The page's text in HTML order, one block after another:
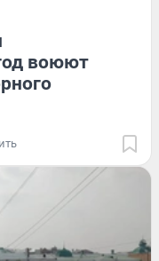
воюют